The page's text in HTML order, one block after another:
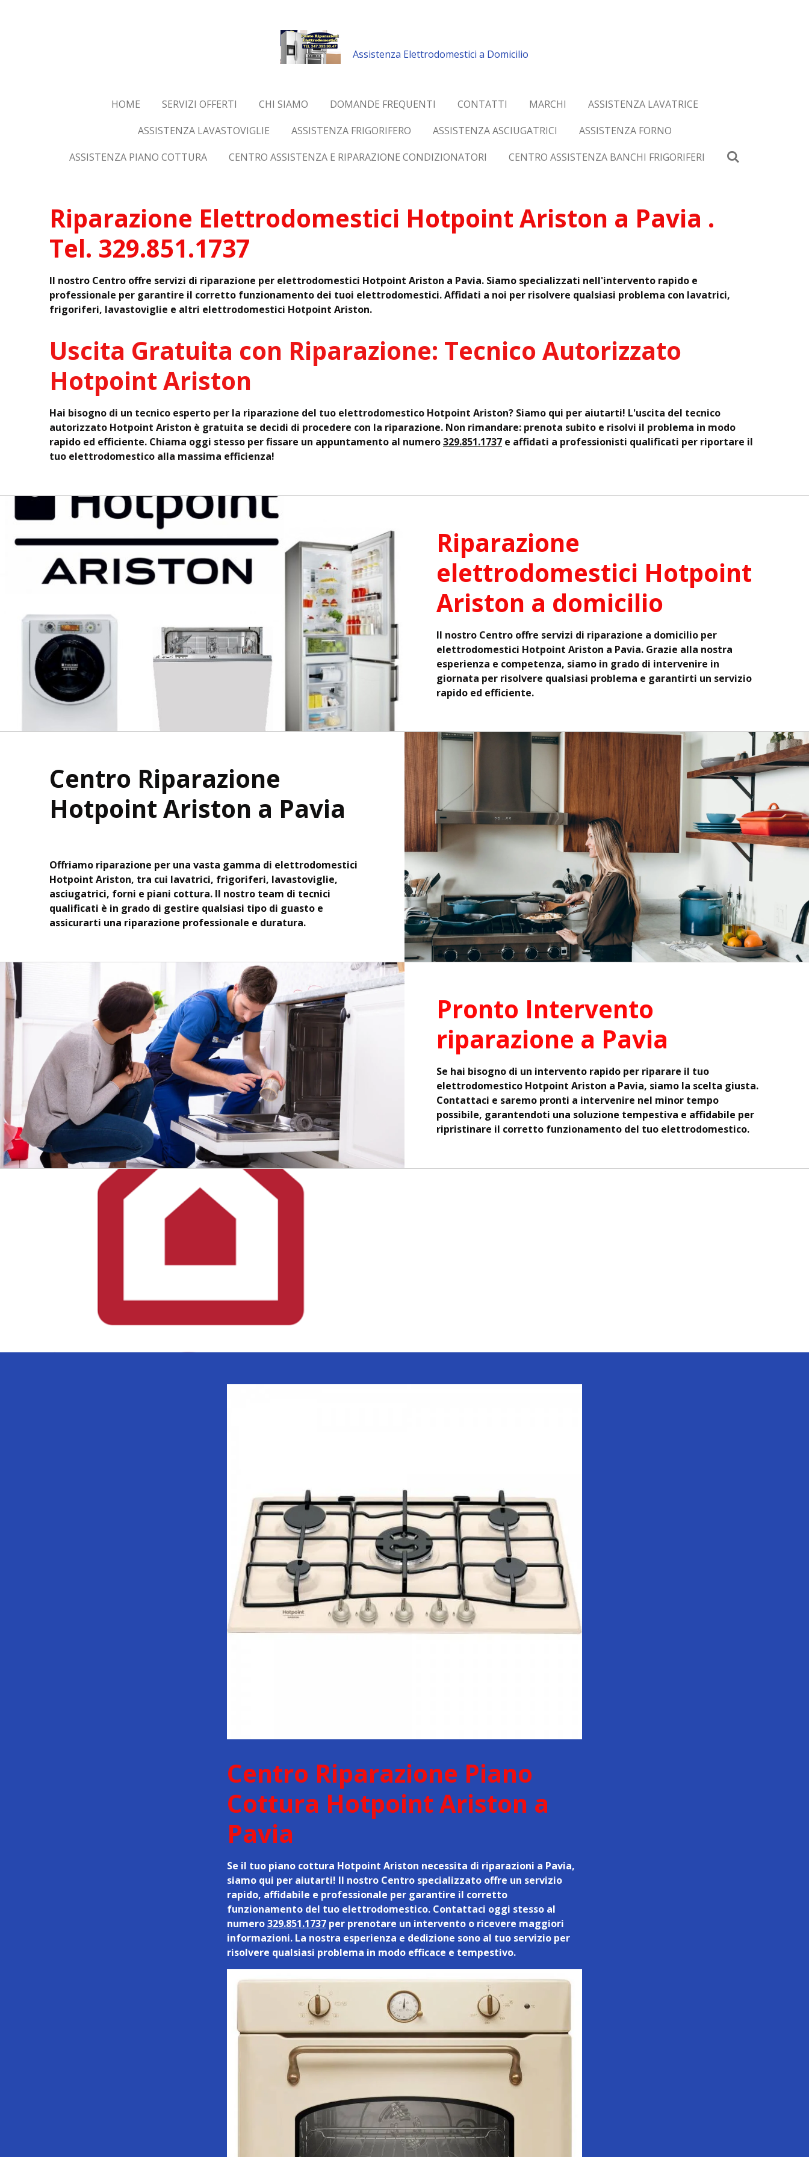
Assistenza Elettrodomestici a Domicilio
HOME SERVIZI OFFERTI CHI SIAMO DOMANDE FREQUENTI CONTATTI MARCHI
ASSISTENZA LAVATRICE
ASSISTENZA LAVASTOVIGLIE
ASSISTENZA FRIGORIFERO ASSISTENZA ASCIUGATRICI
ASSISTENZA FORNO
ASSISTENZA PIANO COTTURA
CENTRO ASSISTENZA E RIPARAZIONE CONDIZIONATORI CENTRO ASSISTENZA BANCHI FRIGORIFERI
Riparazione Elettrodomestici Hotpoint Ariston a Pavia .
Tel. 329.851.1737
Il nostro Centro offre servizi di riparazione per elettrodomestici Hotpoint Ariston a Pavia. Siamo specializzati nell'intervento rapido e
professionale per garantire il corretto funzionamento dei tuoi elettrodomestici. Affidati a noi per risolvere qualsiasi problema con lavatrici,
frigoriferi, lavastoviglie e altri elettrodomestici Hotpoint Ariston.
Uscita Gratuita con Riparazione: Tecnico Autorizzato
Hotpoint Ariston
Hai bisogno di un tecnico esperto per la riparazione del tuo elettrodomestico Hotpoint Ariston? Siamo qui per aiutarti! L'uscita del tecnico
autorizzato Hotpoint Ariston è gratuita se decidi di procedere con la riparazione. Non rimandare: prenota subito e risolvi il problema in modo
rapido ed efficiente. Chiama oggi stesso per fissare un appuntamento al numero329.851.1737 e affidati a professionisti qualificati per riportare il
tuo elettrodomestico alla massima efficienza!
Riparazione
elettrodomestici Hotpoint
Ariston a domicilio
Il nostro Centro offre servizi di riparazione a domicilio per
elettrodomestici Hotpoint Ariston a Pavia. Grazie alla nostra
esperienza e competenza, siamo in grado di intervenire in
giornata per risolvere qualsiasi problema e garantirti un servizio
rapido ed efficiente.
Centro Riparazione
Hotpoint Ariston a Pavia
Offriamo riparazione per una vasta gamma di elettrodomestici
Hotpoint Ariston, tra cui lavatrici, frigoriferi, lavastoviglie,
asciugatrici, forni e piani cottura. Il nostro team di tecnici
qualificati è in grado di gestire qualsiasi tipo di guasto e
assicurarti una riparazione professionale e duratura.
Pronto Intervento
riparazione a Pavia
Se hai bisogno di un intervento rapido per riparare il tuo
elettrodomestico Hotpoint Ariston a Pavia, siamo la scelta giusta.
Contattaci e saremo pronti a intervenire nel minor tempo
possibile, garantendoti una soluzione tempestiva e affidabile per
ripristinare il corretto funzionamento del tuo elettrodomestico.
Centro Riparazione Piano
Cottura Hotpoint Ariston a
Pavia
Se il tuo piano cottura Hotpoint Ariston necessita di riparazioni a Pavia,
siamo qui per aiutarti! Il nostro Centro specializzato offre un servizio
rapido, affidabile e professionale per garantire il corretto
funzionamento del tuo elettrodomestico. Contattaci oggi stesso al
numero329.851.1737 per prenotare un intervento o ricevere maggiori
informazioni. La nostra esperienza e dedizione sono al tuo servizio per
risolvere qualsiasi problema in modo efficace e tempestivo.